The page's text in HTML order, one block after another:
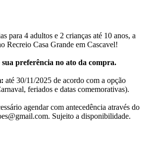
para 4 adultos e 2 crianças até 10 anos, a
Recreio Casa Grande em Cascavel!
sua preferência no ato da compra.
até 30/11/2025 de acordo com a opção
feriados e datas comemorativas).
agendar com antecedência através do
Sujeito a disponibilidade.